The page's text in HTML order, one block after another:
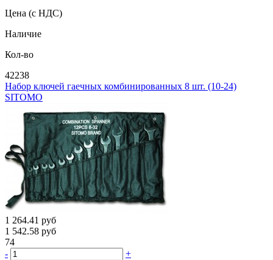
Цена (с НДС)
Наличие
Кол-во
42238
Набор ключей гаечных комбинированных 8 шт. (10-24)
SITOMO
1 264.41 руб
1 542.58 руб
74
-
+